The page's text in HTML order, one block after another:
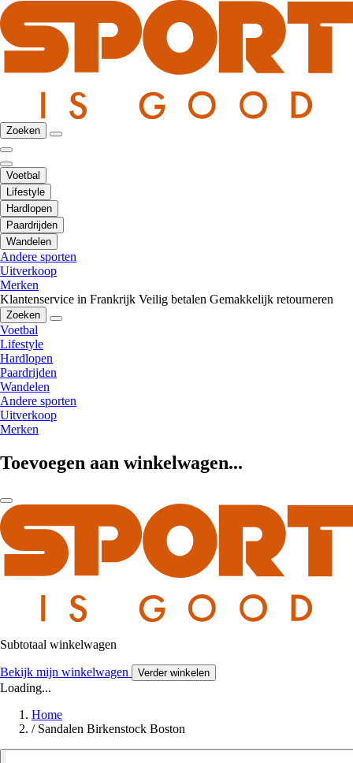
Zoeken
Voetbal
Lifestyle
Hardlopen
Paardrijden
Wandelen
Andere sporten
Uitverkoop
Merken
Klantenservice in Frankrijk Veilig betalen Gemakkelijk retourneren
Zoeken
Voetbal
Lifestyle
Hardlopen
Paardrijden
Wandelen
Andere sporten
Uitverkoop
Merken
Toevoegen aan winkelwagen...
Subtotaal winkelwagen
Bekijk mijn winkelwagen Verder winkelen
Loading...
Home
/ Sandalen Birkenstock Boston